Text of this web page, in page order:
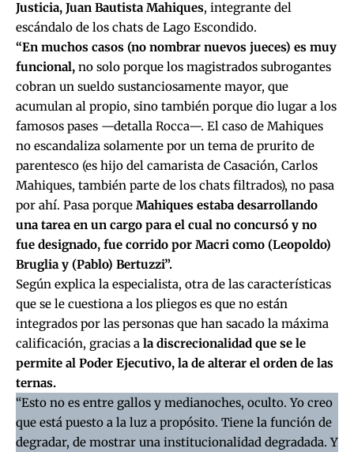
Justicia, Juan Bautista Mahiques, integrante del
escándalo de los chats de Lago Escondido.
“En muchos casos (no nombrar nuevos jueces) es muy
funcional, no solo porque los magistrados subrogantes
cobran un sueldo sustanciosamente mayor, que
acumulan al propio, sino también porque dio lugar a los
famosos pases —detalla Rocca—. El caso de Mahiques
no escandaliza solamente por un tema de prurito de
parentesco (es hijo del camarista de Casación, Carlos
Mahiques, también parte de los chats filtrados), no pasa
por ahí. Pasa porque Mahiques estaba desarrollando
una tarea en un cargo para el cual no concursó y no
fue designado, fue corrido por Macri como (Leopoldo)
Bruglia y (Pablo) Bertuzzi”.
Según explica la especialista, otra de las características
que se le cuestiona a los pliegos es que no están
integrados por las personas que han sacado la máxima
calificación, gracias a la discrecionalidad que se le
permite al Poder Ejecutivo, la de alterar el orden de las
ternas.
“Esto no es entre gallos y medianoches, oculto. Yo creo
que está puesto a la luz a propósito. Tiene la función de
degradar, de mostrar una institucionalidad degradada. Y